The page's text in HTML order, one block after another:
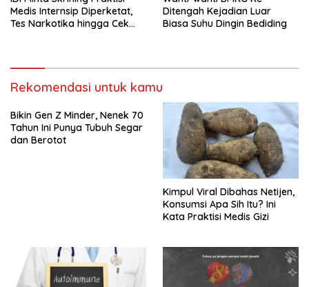
Medis Internsip Diperketat,
Tes Narkotika hingga Cek
Ditengah Kejadian Luar
Biasa Suhu Dingin Bediding
Rekomendasi untuk kamu
Bikin Gen Z Minder, Nenek 70
Tahun Ini Punya Tubuh Segar
dan Berotot
Kimpul Viral Dibahas Netijen,
Konsumsi Apa Sih Itu? Ini
Kata Praktisi Medis Gizi